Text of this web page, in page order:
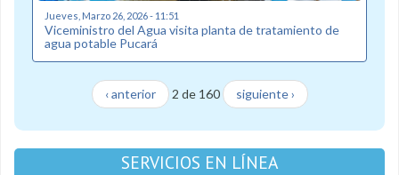
Jueves, Marzo 26, 2026 - 11:51
Viceministro del Agua visita planta de tratamiento de
agua potable Pucará
‹ anterior 2 de 160 siguiente ›
SERVICIOS EN LÍNEA